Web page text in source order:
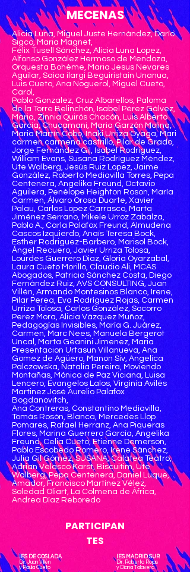
MECENAS
Alicia Luna, Miguel Juste Hernández, Darío
Sigco, Maria Magnet,
Félix Tusell Sánchez, Alicia Luna Lopez,
Alfonso González Hermoso de Mendoza,
Orquesta Bohème, Maria Jesus Nevares
Aguilar, Saioa ilargi Beguiristain Unanua,
Luis Cueto, Ana Noguerol, Miguel Cueto,
Carol,
Pablo Gonzalez, Cruz Albarellos, Paloma
de la Torre Belinchón, Isabel Pérez Gálvez,
Maria, Zinnia Quirós Chacón, Luis Alberto
Garcia, Chucamani, Maria Garzón Molina,
Maria Martín Cobo, Iñaki Urriza Oyaga, Mari
carmen carmena castrillo, Pilar de Grado,
Jorge Fernández Gil, Isabel Rodríguez,
William Evans, Susana Rodríguez Méndez,
Ute Walberg, Jesús Ruiz Lopez, Jaime
González, Roberto Mediavilla Torres, Pepa
Centenera, Angelika Freund, Octavio
Aguilera, Penélope Heighton Roson, María
Carmen, Álvaro Orosa Duarte, Xavier
Palau, Carlos Lopez Carrasco, Marta
Jiménez Serrano, Mikele Urroz Zabalza,
Pablo A., Carla Palafox Freund, Almudena
Cascos Izquierdo, Anaïs Teresa Bock,
Esther Rodriguez-Barbero, Marisol Bock,
Ángel Recuero, Javier Urriza Tolosa,
Lourdes Guerrero Diaz, Gloria Oyarzabal,
Laura Cueto Morillo, Claudio Ali, MCAS
Abogados, Patricia Sánchez Costa, Diego
Fernández Ruiz, AVS CONSULTING, Juan
Villén, Armando Montesinos Blanco, Irene,
Pilar Perea, Eva Rodríguez Rojas, Carmen
Urriza Tolosa, Carlos González, Socorro
Perez Mora, Alicia Vázquez Muñoz,
Pedagogías Invisibles, María G. Juárez,
Carmen, Marc Nees, Manuela Bergerot
Uncal, Marta Geanini Jimenez, Maria
Presentacion Urtasun Villanueva, Ana
Gomez de Agüero, Manon Siv, Angelica
Palczowska, Natalia Pereira, Moviendo
Montañas, Mónica de Paz Viciana, Luisa
Lencero, Evangelos Lalos, Virginia Avilés
Martinez José Aurelio Palafox
Bogdanovitch,
Ana Contreras, Constantino Mediavilla,
Tomás Rosón, Blanca, Mercedes Llop
Pomares, Rafael Herranz, Ana Piqueras
Flores, Marina Guerrero García, Angelika
Freund, Celia Cueto, Etienne Demerson,
Pablo Escobedo Romero, Irene Sánchez,
Julia Gil Gómez, SUSANA, Calatea Teatro,
Adrian Velasco Karst, Biscuitim, Ute
Walberg, Pepa Centenera, Daniel Luque,
Amador, Francisco Martínez Vélez,
Soledad Oliart, La Colmena de África,
Andrea Díaz Reboredo
PARTICIPAN
TES
IES DE COSLADA
Dir. Juan Villén
y Paula Cueto
IES MADRID SUR
Dir. Roberto Rojas
y Diana Talavera